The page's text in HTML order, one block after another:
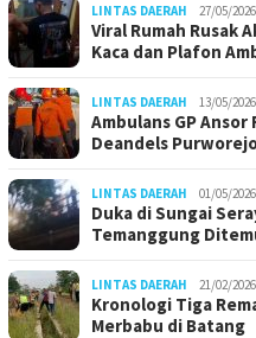
LINTAS DAERAH 27/05/2026
Viral Rumah Rusak
Kaca dan Plafon
LINTAS DAERAH 13/05/2026
Ambulans GP
Deandels
LINTAS DAERAH 01/05/2026
Duka di Sungai
Temanggung
LINTAS DAERAH 21/02/2026
Kronologi Tiga
Merbabu di Batang